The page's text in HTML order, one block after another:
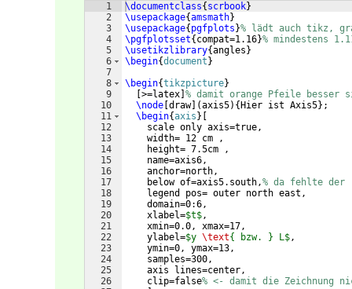
1
2
3
4
5
6
7
8
9
10
11
12
13
14
15
16
17
18
19
20
21
22
23
24
25
26
\documentclass{ scrbook}
\usepackage{amsmath}
\usepackage{ pgfplots }% lädt auch tikz,
\pgfplotsset{ compat=1.16}% mindestens
\usetikzlibrary{angles }
\begin{document }
\begin{tikzpicture}
>=latex % damit orange Pfeile besser
\node draw] (axis5) { Hier ist Axis5} ;
\begin{axis }
    scale only axis=true,
    width= 12 cm ,
    height= 7.5cm ,
    name=axis6,
    anchor=north,
    below of=axis5.south,
% da fehlte der
    legend pos= outer north east,
    domain=0:6,
    xlabel=
$t$,
    xmin=0.0, xmax=17,
    ylabel=
$y \text{ bzw. } L$,
    ymin=0, ymax=13,
    samples=300,
    axis lines=center,
    clip=false
% <- damit die Zeichnung